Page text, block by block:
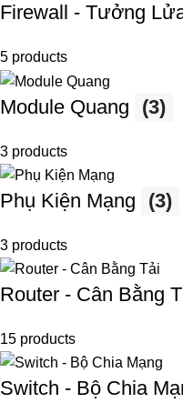
Firewall - Tưởng
5 products
Module Quang (3)
3 products
Phụ Kiện Mạng (3)
3 products
Router - Cân Bằng
15 products
Switch - Bộ Chia